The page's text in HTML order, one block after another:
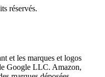
réservés.
et les marques et logos
Google LLC. Amazon,